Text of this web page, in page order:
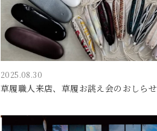
2025.08.30
草履職人来店、草履お誂え会のおしらせ